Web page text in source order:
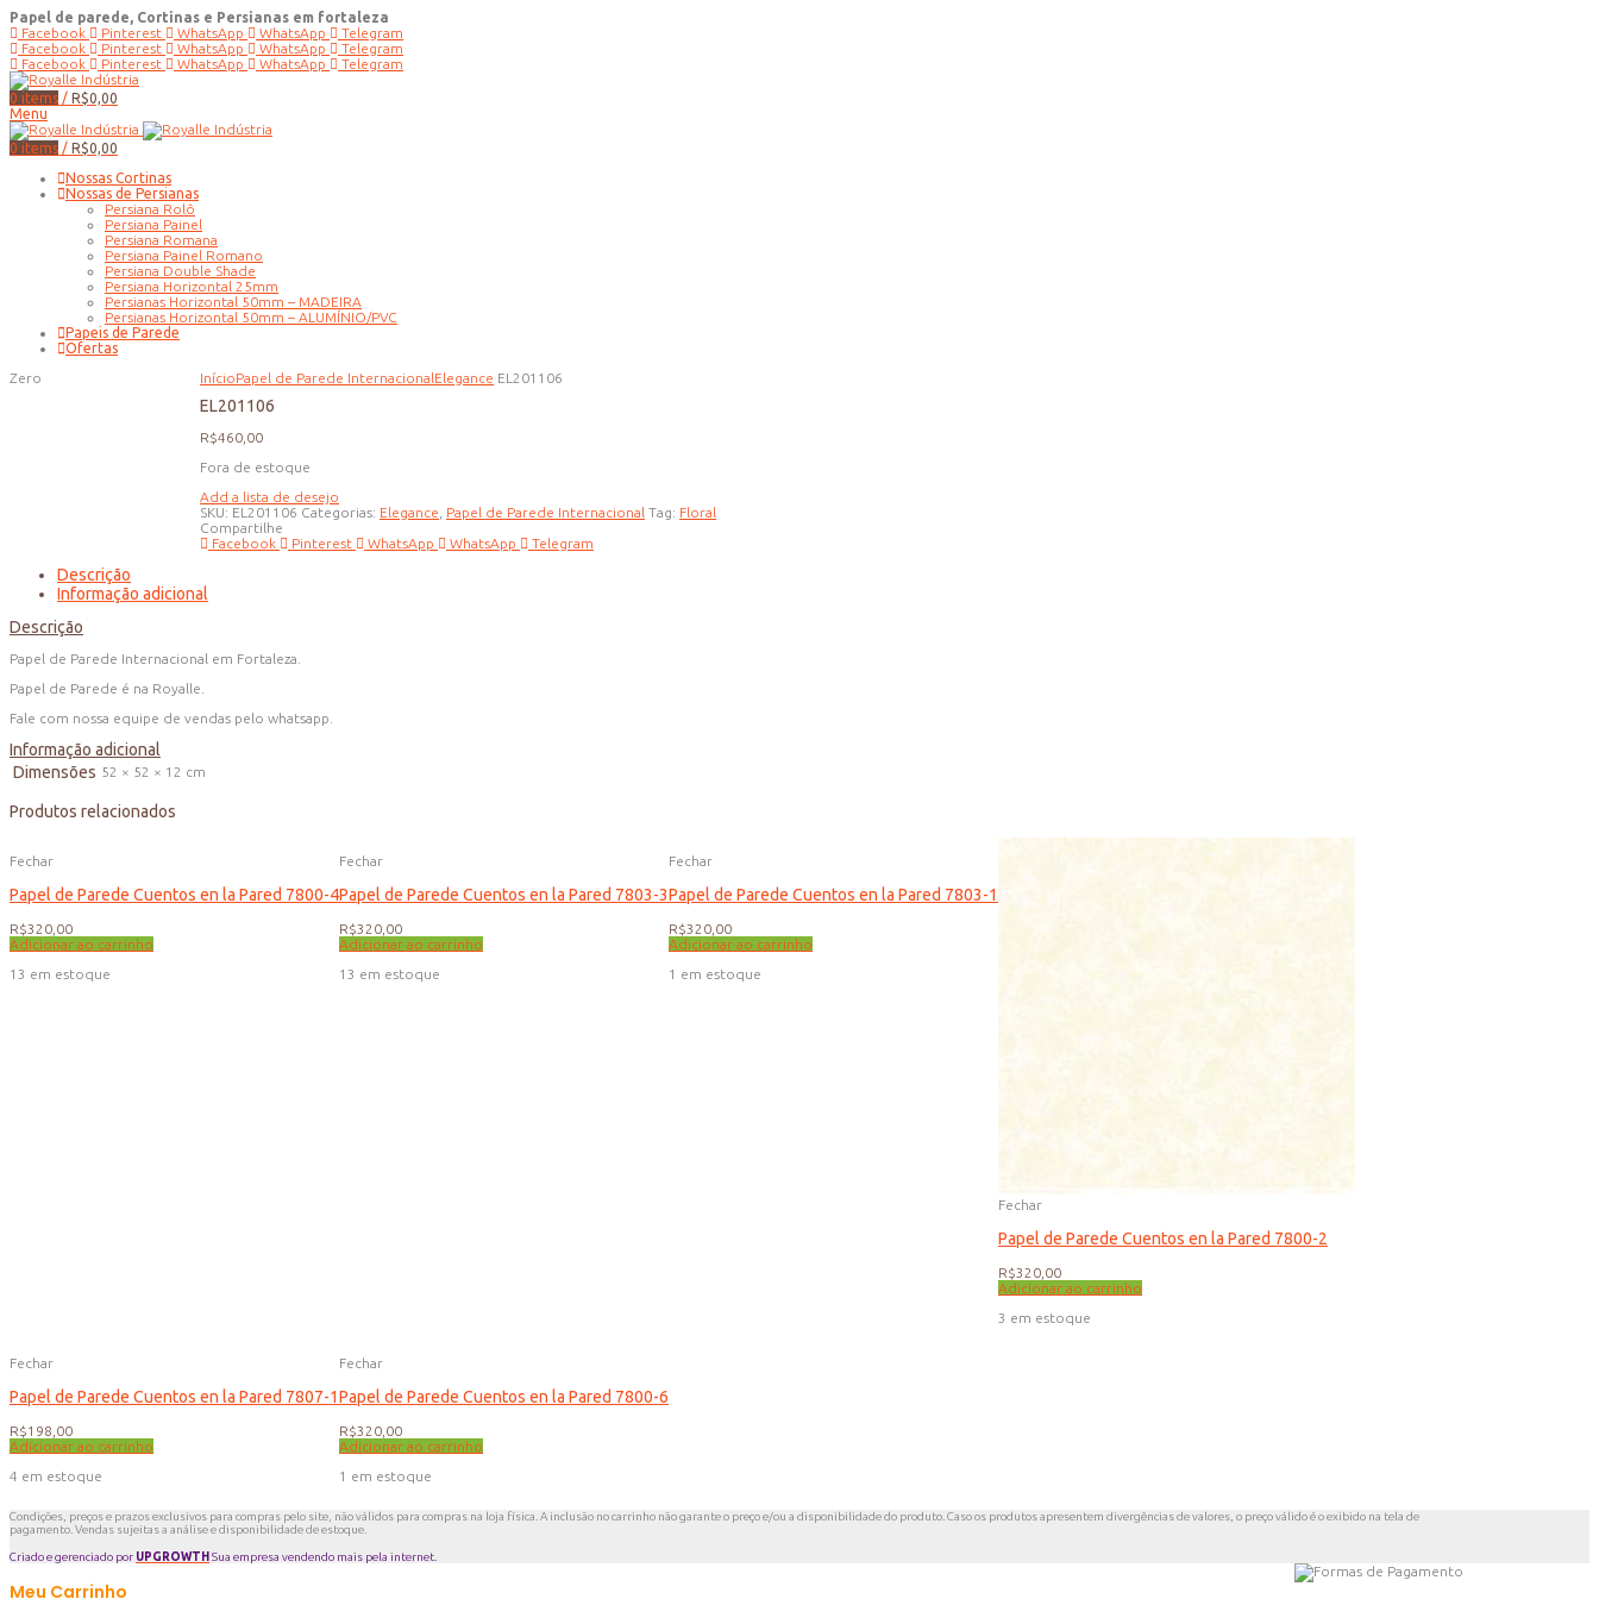
Papel de parede, Cortinas e Persianas em fortaleza
Facebook
Pinterest WhatsApp WhatsApp
Telegram
Facebook
Pinterest WhatsApp WhatsApp
Telegram
Facebook
Pinterest WhatsApp WhatsApp Telegram
0 items / R$0,00
Menu
0 items / R$0,00
Nossas Cortinas
Nossas de Persianas
Persiana Rolô
Persiana Painel
Persiana Romana
Persiana Painel Romano
Persiana Double Shade
Persiana Horizontal 25mm
Persianas Horizontal 50mm – MADEIRA
Persianas Horizontal 50mm – ALUMÍNIO/PVC
Papeis de Parede
Ofertas
Zero
InícioPapel de Parede InternacionalElegance EL201106
EL201106
R$460,00
Fora de estoque
Add a lista de desejo
SKU: EL201106 Categorias: Elegance Papel de Parede Internacional Tag: Floral
Compartilhe
Facebook
Pinterest WhatsApp WhatsApp Telegram
Descrição
Informação adicional
Descrição
Papel de Parede Internacional em Fortaleza.
Papel de Parede é na Royalle.
Fale com nossa equipe de vendas pelo whatsapp.
Informação adicional
Dimensões 52 × 52 × 12 cm
Produtos relacionados
Fechar
Papel de Parede Cuentos en la Pared 7800-4
R$320,00
Adicionar ao carrinho
13 em estoque
Fechar
Papel de Parede Cuentos en la Pared 7803-3
R$320,00
Adicionar ao carrinho
13 em estoque
Fechar
Papel de Parede Cuentos en la Pared 7803-1
R$320,00
Adicionar ao carrinho
1 em estoque
Fechar
Papel de Parede Cuentos en la Pared 7800-2
R$320,00
Adicionar ao carrinho
3 em estoque
Fechar
Papel de Parede Cuentos en la Pared 7807-1
R$198,00
Adicionar ao carrinho
4 em estoque
Fechar
Papel de Parede Cuentos en la Pared 7800-6
R$320,00
Adicionar ao carrinho
1 em estoque
Condições, preços e prazos exclusivos para compras pelo site, não válidos para compras na loja física. A inclusão no carrinho não garante o preço e/ou a disponibilidade do produto. Caso os produtos apresentem divergências de valores, o preço válido é o exibido na tela de
pagamento. Vendas sujeitas a análise e disponibilidade de estoque.
Criado e gerenciado por UPGROWTH Sua empresa vendendo mais pela internet.
Meu Carrinho